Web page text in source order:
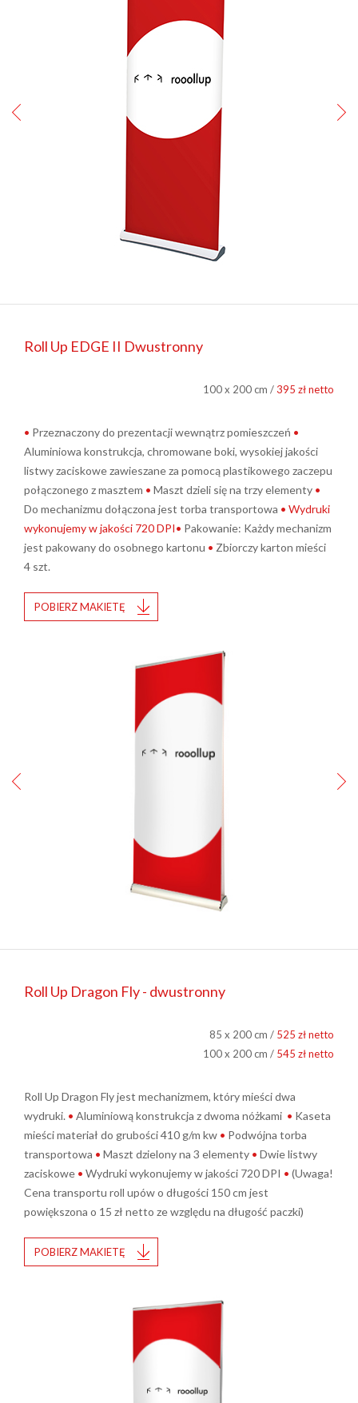
Roll Up EDGE II Dwustronny
100 x 200 cm /395 zł netto
• Przeznaczony do prezentacji wewnątrz pomieszczeń •
Aluminiowa konstrukcja, chromowane boki, wysokiej jakości
listwy zaciskowe zawieszane za pomocą plastikowego zaczepu
połączonego z masztem • Maszt dzieli się na trzy elementy •
Do mechanizmu dołączona jest torba transportowa • Wydruki
wykonujemy w jakości 720 DPI• Pakowanie: Każdy mechanizm
jest pakowany do osobnego kartonu • Zbiorczy karton mieści
4 szt.
POBIERZ MAKIETĘ
Roll Up Dragon Fly - dwustronny
85 x 200 cm / 525 zł netto
100 x 200 cm / 545 zł netto
Roll Up Dragon Fly jest mechanizmem, który mieści dwa
wydruki. • Aluminiową konstrukcja z dwoma nóżkami • Kaseta
mieści materiał do grubości 410 g/m kw • Podwójna torba
transportowa • Maszt dzielony na 3 elementy • Dwie listwy
zaciskowe • Wydruki wykonujemy w jakości 720 DPI • (Uwaga!
Cena transportu roll upów o długości 150 cm jest
powiększona o 15 zł netto ze względu na długość paczki)
POBIERZ MAKIETĘ